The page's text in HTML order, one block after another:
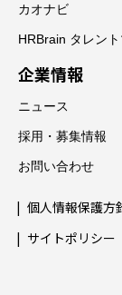
カオナビ
HRBrain タレン
企業情報
ニュース
採用・募集情報
お問い合わせ
個人情報保護方
サイトポリシー